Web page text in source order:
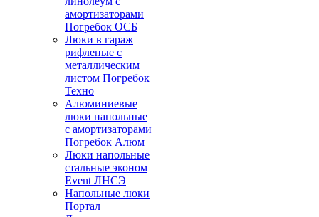
амортизаторами
Погребок ОСБ
Люки в гараж
рифленые с
металлическим
листом Погребок
Техно
Алюминиевые
люки напольные
с амортизаторами
Погребок Алюм
Люки напольные
стальные эконом
Event ЛНСЭ
Напольные люки
Портал